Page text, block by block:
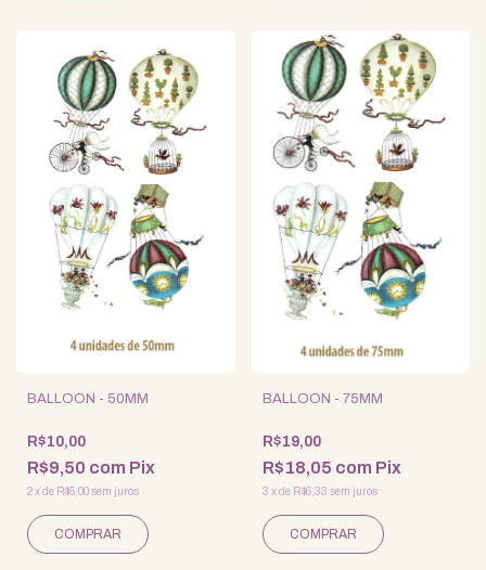
BALLOON - 50MM
R$10,00
R$9,50 com Pix
2xde R$5,00sem juros
BALLOON - 75MM
R$19,00
R$18,05 com Pix
3 xde R$6,33 sem juros